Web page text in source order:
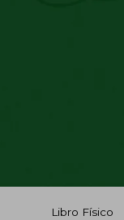
Libro Físico